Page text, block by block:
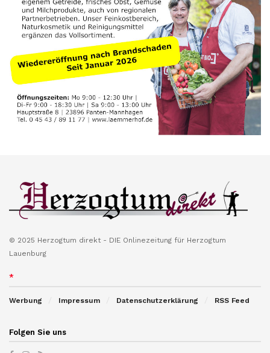
© 2025 Herzogtum direkt - DIE Onlinezeitung für Herzogtum
Lauenburg
*
Werbung Impressum Datenschutzerklärung RSS Feed
Folgen Sie uns